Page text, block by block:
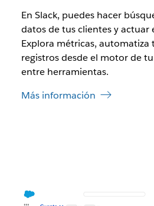
En Slack, puedes hacer
datos de tus clientes y actuar
Explora métricas, automatiza
registros desde el motor de
entre herramientas.
Más información